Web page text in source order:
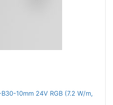
10mm 24V RGB (7.2 W/m,